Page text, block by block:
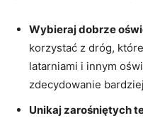
Wybieraj dobrze
korzystać z dróg,
latarniami i innym
zdecydowanie
Unikaj zarośniętych